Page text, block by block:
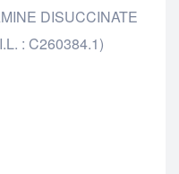
DISUCCINATE
: C260384.1)